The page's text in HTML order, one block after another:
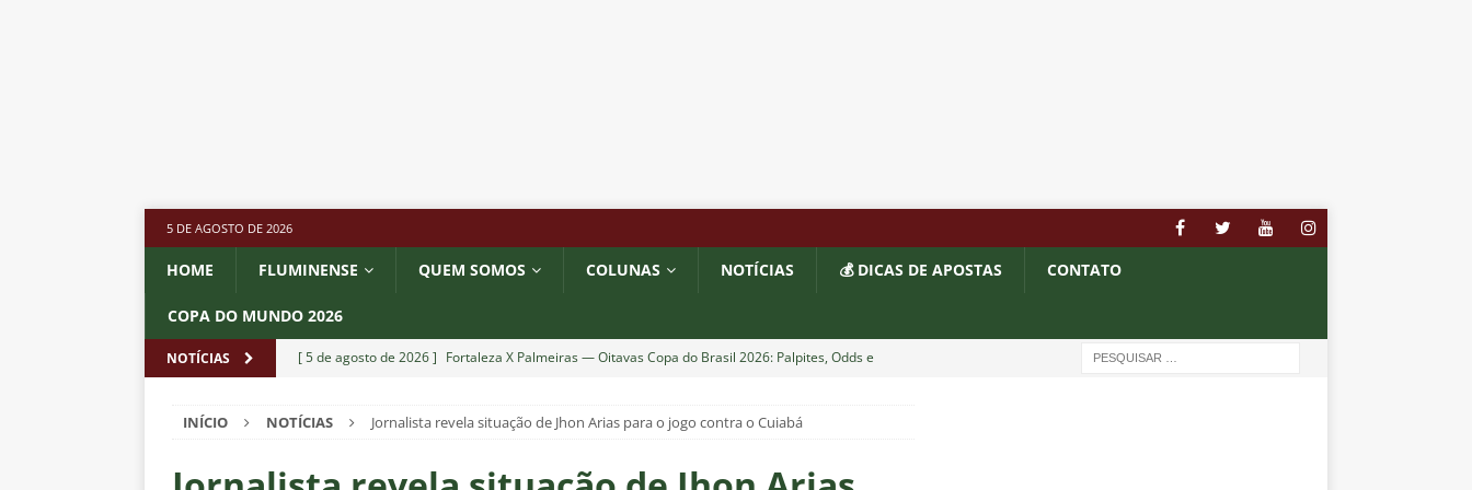
5 DE AGOSTO DE 2026
HOME FLUMINENSE QUEM SOMOS COLUNAS NOTÍCIAS 💰 DICAS DE APOSTAS CONTATO
COPA DO MUNDO 2026
NOTÍCIAS [ 5 de agosto de 2026 ] Fortaleza X Palmeiras — Oitavas Copa do Brasil 2026: Palpites, Odds e
[ 5 de agosto de 2026 ] Fluminense anuncia escalação para confronto decisivo contra o Vasco
pela Copa do Brasil 2026
NOTÍCIAS
INÍCIO NOTÍCIAS Jornalista revela situação de Jhon Arias para o jogo contra o Cuiabá